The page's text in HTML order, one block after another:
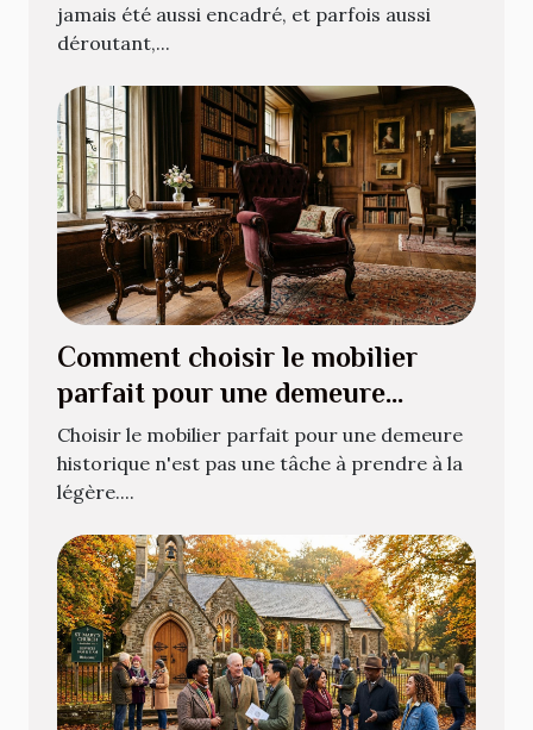
jamais été aussi encadré, et parfois aussi
déroutant,...
Comment choisir le mobilier
parfait pour une demeure
historique ?
Choisir le mobilier parfait pour une demeure
historique n'est pas une tâche à prendre à la
légère....